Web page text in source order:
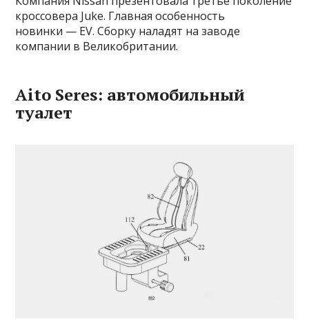
кроссовера Juke. Главная особенность
новинки — EV. Cборку наладят на заводе
компании в Великобритании.
Aito Seres: автомобильный
туалет